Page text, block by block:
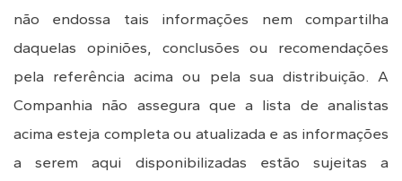
não endossa tais informações nem compartilha
daquelas opiniões, conclusões ou recomendações
pela referência acima ou pela sua distribuição. A
Companhia não assegura que a lista de analistas
acima esteja completa ou atualizada e as informações
a serem aqui disponibilizadas estão sujeitas a